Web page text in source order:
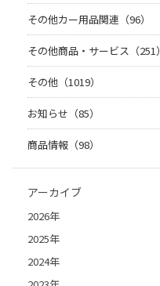
その他カー用品関連（96）
その他商品・サービス（251）
その他（1019）
お知らせ（85）
商品情報（98）
アーカイブ
2026年
2025年
2024年